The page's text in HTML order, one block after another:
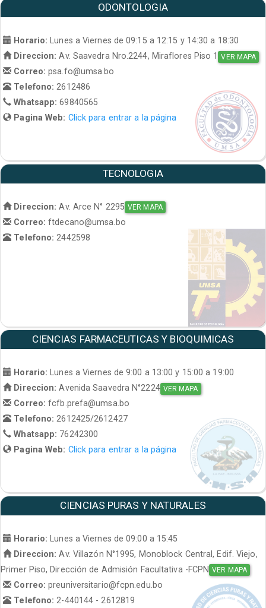
ODONTOLOGIA
Horario: Lunes a Viernes de 09:15 a 12:15 y 14:30 a 18:30
Direccion: Av. Saavedra Nro.2244, Miraflores Piso 1 VER MAPA
Correo:psa.fo@umsa.bo
Telefono:2612486
Whatsapp:69840565
Pagina Web: Click para entrar a la página
TECNOLOGIA
Direccion: Av. Arce N° 2295 VER MAPA
Correo:ftdecano@umsa.bo
Telefono: 2442598
CIENCIAS FARMACEUTICAS Y BIOQUIMICAS
Horario: Lunes a Viernes de 9:00 a 13:00 y 15:00 a 19:00
Direccion: Avenida Saavedra N°2224 VER MAPA
Correo:fcfb.prefa@umsa.bo
Telefono:2612425/2612427
Whatsapp: 76242300
Pagina Web: Click para entrar a la página
CIENCIAS PURAS Y NATURALES
Horario:
Lunes a Viernes de 09:00 a 15:45
Direccion: Av. Villazón N°1995, Monoblock Central, Edif. Viejo,
Primer Piso, Dirección de Admisión Facultativa -FCPN VER MAPA
Correo:preuniversitario@fcpn.edu.bo
Telefono: 2-440144 - 2612819